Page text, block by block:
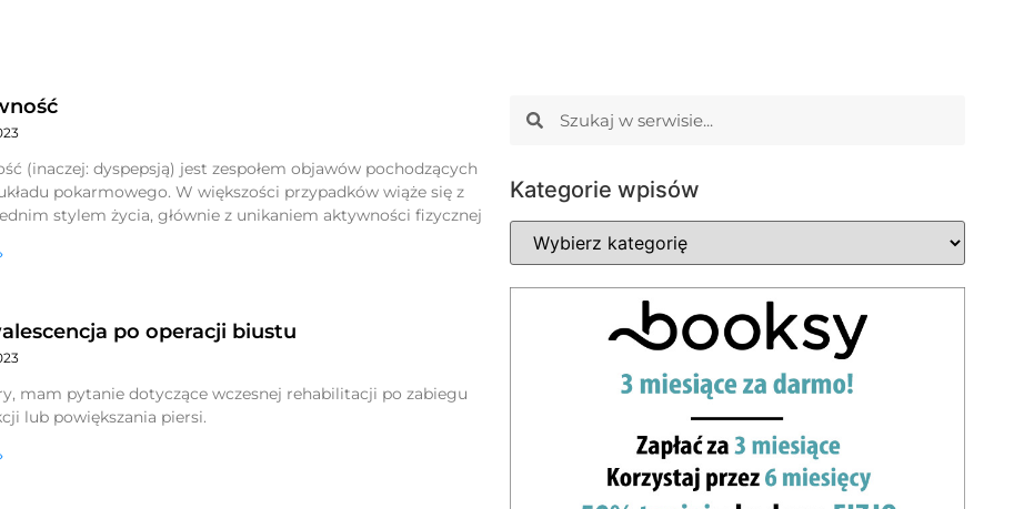
(inaczej: dyspepsją) jest zespołem objawów pochodzących
pokarmowego. W większości przypadków wiąże się z
stylem życia, głównie z unikaniem aktywności fizycznej
po operacji biustu
mam pytanie dotyczące wczesnej rehabilitacji po zabiegu
lub powiększania piersi.
Kategorie wpisów